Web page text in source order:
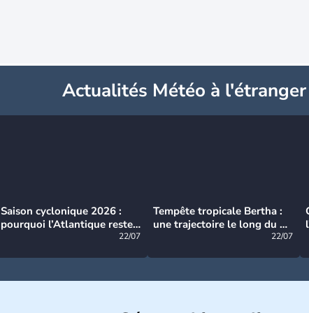
Actualités Météo à l'étranger
Saison cyclonique 2026 :
pourquoi l’Atlantique reste
22/07
Tempête tropicale Bertha :
une trajectoire le long du du
22/07